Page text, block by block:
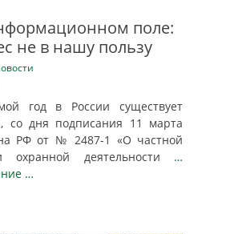
поле:
не в нашу пользу
год в России существует
со дня подписания 11 марта
РФ от № 2487-1 «О частной
охранной деятельности …
…